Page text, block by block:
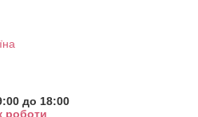
до 18:00
роботи